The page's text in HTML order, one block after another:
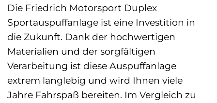
Die Friedrich Motorsport Duplex
Sportauspuffanlage ist eine Investition in
die Zukunft. Dank der hochwertigen
Materialien und der sorgfältigen
Verarbeitung ist diese Auspuffanlage
extrem langlebig und wird Ihnen viele
Jahre Fahrspaß bereiten. Im Vergleich zu